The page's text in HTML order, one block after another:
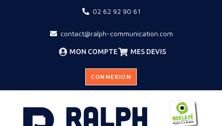
02 62 92 90 61
contact@ralph-communication.com
MON COMPTE MES DEVIS
CONNEXION